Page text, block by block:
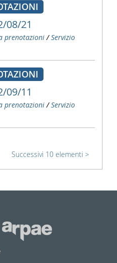
08/21
prenotazioni /Servizio
09/11
prenotazioni /Servizio
Successivi 10 elementi